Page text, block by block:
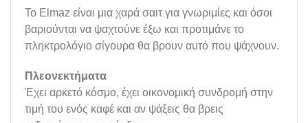
Το Elmaz είναι μια χαρά σαιτ για γνωριμίες και όσοι
βαριούνται να ψαχτούνε έξω και προτιμάνε το
πληκτρολόγιο σίγουρα θα βρουν αυτό που ψάχνουν.
Πλεονεκτήματα
Έχει αρκετό κόσμο, έχει οικονομική συνδρομή στην
τιμή του ενός καφέ και αν ψάξεις θα βρεις